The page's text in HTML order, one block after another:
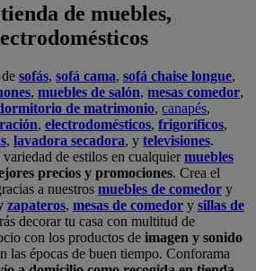
de muebles,
sofás, sofá cama, sofá chaise longue,
, muebles de salón, mesas comedor,
de matrimonio, canapés,
, electrodomésticos, frigoríficos,
, lavadora secadora, y televisiones.
de estilos en cualquiermuebles
precios y promociones. Crea el
a nuestros muebles de comedor y
zapateros, mesas de comedor y sillas de
decorar tu casa con multitud de
con los productos de imagen y sonido
las épocas de buen tiempo. Conforama